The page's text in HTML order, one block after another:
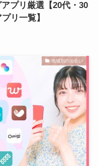
プリ厳選【20代・30
リ一覧】
地域別の出会い